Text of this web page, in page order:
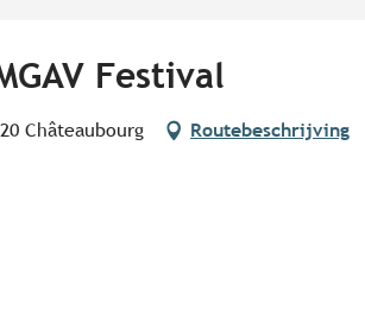
Festival
Châteaubourg Routebeschrijving